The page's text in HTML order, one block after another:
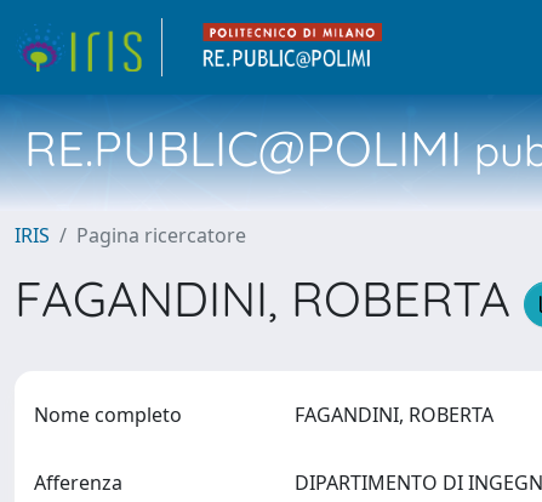
RE.PUBLIC@POLIMI
IRIS Pagina ricercatore
FAGANDINI, ROBERTA
Nome completo FAGANDINI, ROBERTA
Afferenza DIPARTIMENTO DI